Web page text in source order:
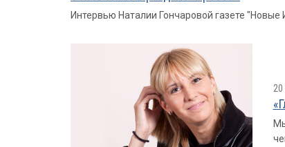
Интервью Наталии Гончаровой газете "Новые
20